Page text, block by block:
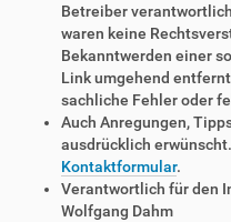
Betreiber
waren keine
Bekanntwerden einer
Link umgehend
sachliche Fehler oder
Auch Anregungen,
ausdrücklich
Kontaktformular.
Verantwortlich für den
Wolfgang Dahm